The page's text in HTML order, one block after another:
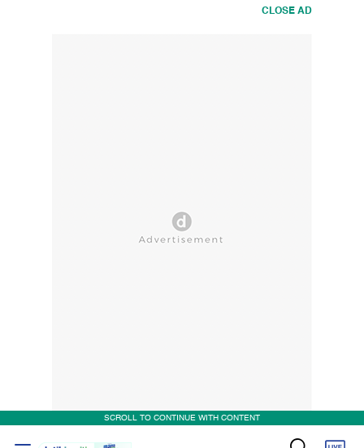
CLOSE AD
SCROLL TO CONTINUE WITH CONTENT